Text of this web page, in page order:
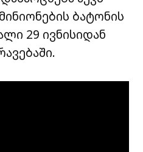
ბატონის
29 ივნისიდან